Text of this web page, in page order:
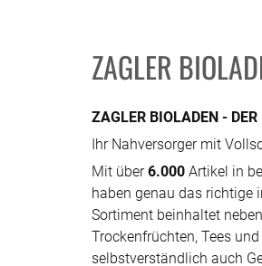
ZAGLER
ZAGLER BIOLADEN -
Ihr Nahversorger mit
Mit über6.000 Artikel in
haben genau das richtige
Sortiment beinhaltet
Trockenfrüchten, Tees
selbstverständlich auch